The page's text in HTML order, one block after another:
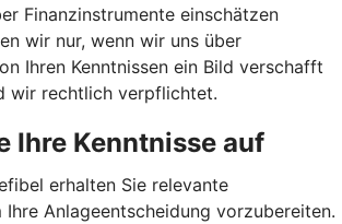
Finanzinstrumente einschätzen
wir nur, wenn wir uns über
Ihren Kenntnissen ein Bild verschafft
wir rechtlich verpflichtet.
Ihre Kenntnisse auf
erhalten Sie relevante
Ihre Anlageentscheidung vorzubereiten.